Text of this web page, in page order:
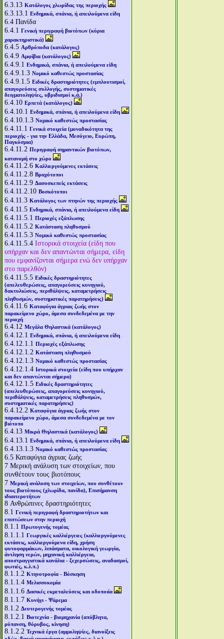
6.3.13 Κατάλογος χλωρίδας της περιοχής
6.3.13.1 Ενδημικά, σπάνια, ή απειλούμενα είδη
6.4 Πανίδα
6.4.1 Γενική περιγραφή βιοτόπων (κύρια
χαρακτηριστικά)
6.4.5 Αρθρόποδα (κατάλογος)
6.4.9 Αμφίβια (κατάλογος)
6.4.9.1 Ενδημικά, σπάνια, ή απειλούμενα είδη
6.4.9.1.3 Νομικό καθεστώς προστασίας
6.4.9.1.5 Ειδικές δραστηριότητες (εμπλουτισμοί,
απαγορεύσεις συλλογής, συστηματικές
δειγματοληψίες, υβριδισμοί κ.ά.)
6.4.10 Ερπετά (κατάλογος)
6.4.10.1 Ενδημικά, σπάνια, ή απειλούμενα είδη
6.4.10.1.3 Νομικό καθεστώς προστασίας
6.4.11.1 Γενικά στοιχεία (μοναδικότητα της
περιοχής - για την Ελλάδα, Μεσόγειο, Ευρώπη,
Παγκόσμια)
6.4.11.2 Περιγραφή σημαντικών βιοτόπων,
κατανομή στο χώρο
6.4.11.2.6 Καλλιεργούμενες εκτάσεις
6.4.11.2.8 Βραχότοποι
6.4.11.2.9 Δασοσκεπείς εκτάσεις
6.4.11.2.10 Βοσκότοποι
6.4.11.3 Κατάλογος των πτηνών της περιοχής
6.4.11.5 Ενδημικά, σπάνια, ή απειλούμενα είδη
6.4.11.5.1 Περιοχές εξάπλωσης
6.4.11.5.2 Κατάσταση πληθυσμού
6.4.11.5.3 Νομικό καθεστώς προστασίας
6.4.11.5.4 Ιστορικά στοιχεία (είδη που
υπήρχαν και δεν απαντώνται σήμερα, είδη
που εμφανίζονται σήμερα ενώ δεν υπήρχαν
στο παρελθόν)
6.4.11.5.5 Ειδικές δραστηριότητες
(απελευθερώσεις, απαγορεύσεις κυνηγιού,
δακτυλιώσεις, περιθάλψεις, καταμετρήσεις
πληθυσμών, συστηματικές παρατηρήσεις)
6.4.11.6 Καταφύγια άγριας ζωής στον
παρακείμενο χώρο, άμεσα συνδεδεμένα με την
περιοχή
6.4.12 Μεγάλα Θηλαστικά (κατάλογος)
6.4.12.1 Ενδημικά, σπάνια, ή απειλούμενα είδη
6.4.12.1.1 Περιοχές εξάπλωσης
6.4.12.1.2 Κατάσταση πληθυσμού
6.4.12.1.3 Νομικό καθεστώς προστασίας
6.4.12.1.4 Ιστορικά στοιχεία (είδη που υπήρχαν
και δεν απαντώνται σήμερα)
6.4.12.1.5 Ειδικές δραστηριότητες
(απελευθερώσεις, απαγορεύσεις κυνηγιού,
περιθάλψεις, καταμετρήσεις πληθυσμών,
συστηματικές παρατηρήσεις)
6.4.12.2 Καταφύγια άγριας ζωής στον
παρακείμενο χώρο, άμεσα συνδεδεμένα με τον
βιότοπο
6.4.13 Μικρά Θηλαστικά (κατάλογος)
6.4.13.1 Ενδημικά, σπάνια, ή απειλούμενα είδη
6.4.13.1.3 Νομικό καθεστώς προστασίας
6.5 Καταφύγια άγριας ζωής
7 Μερική ανάλυση των στοιχείων, που
συνθέτουν τους βιοτόπους
7 Μερική ανάλυση των στοιχείων, που συνθέτουν
τους βιοτόπους (χλωρίδα, πανίδα), Επισήμανση
ιδιαιτεροτήτων
8 Ανθρώπινες δραστηριότητες
8.1 Γενική περιγραφή δραστηριοτήτων και
επιπτώσεων στην περιοχή
8.1.1 Πρωτογενής τομέας
8.1.1.1 Γεωργικές καλλιέργειες (καλλιεργούμενες
εκτάσεις, καλλιεργούμενα είδη, χρήση
φυτοφαρμάκων, λιπάσματα, οικολογική γεωργία,
άντληση νερών, μηχανική καλλιέργεια,
αποστραγγιστικά κανάλια - ξεχερσώσεις, αναδασμοί,
φωτιές, κ.λ.π.)
8.1.1.2 Κτηνοτροφία - Βόσκηση
8.1.1.4 Μελισσοκομία
8.1.1.6 Δασικές εκμεταλεύσεις και οδοποιία
8.1.1.7 Κυνήγι - Ψάρεμα
8.1.2 Δευτερογενής τομέας
8.1.2.1 Βιοτεχνία - βιομηχανία (απόβλητα,
ρύπανση, θόρυβος, κίνηση)
8.1.2.2 Τεχνικά έργα (αμμοληψίες, διανοίξεις